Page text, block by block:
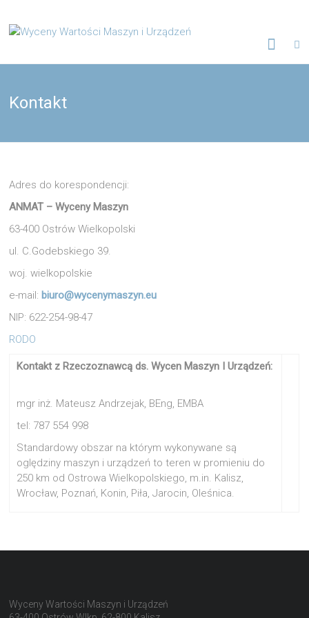
content
Wyceny
Wartości
Maszyn
Biuro
Rzeczoznawców,
techniczne
Kontakt
Adres do korespondencji:
ANMAT – Wyceny Maszyn
63-400 Ostrów Wielkopolski
ul. C.Godebskiego 39.
woj. wielkopolskie
e-mail: biuro@wycenymaszyn.eu
NIP: 622-254-98-47
RODO
Kontakt z Rzeczoznawcą ds. Wycen Maszyn I Urządzeń:
mgr inż. Mateusz Andrzejak, BEng, EMBA
tel: 787 554 998
Standardowy obszar na którym wykonywane są
oględziny maszyn i urządzeń to teren w promieniu do
250 km od Ostrowa Wielkopolskiego, m.in. Kalisz,
Wrocław, Poznań, Konin, Piła, Jarocin, Oleśnica.
Wyceny Wartości Maszyn i Urządzeń